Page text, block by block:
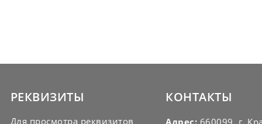
РЕКВИЗИТЫ
Для просмотра реквизитов
КОНТАКТЫ
Адрес: 660099, г.